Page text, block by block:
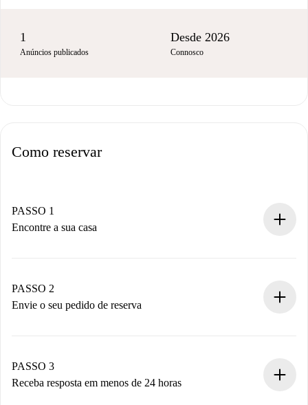
1
Anúncios publicados
Desde 2026
Connosco
Como reservar
PASSO 1
Encontre a sua casa
Você tem todas as informações necessárias
antecipadamente.
PASSO 2
Envie o seu pedido de reserva
Não cobramos nada até que o proprietário confirme.
PASSO 3
Receba resposta em menos de 24 horas